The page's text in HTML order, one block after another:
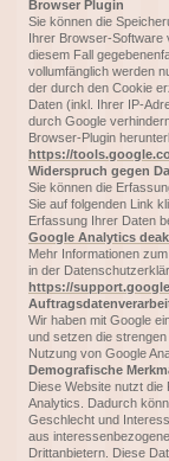
Browser Plugin
Sie können die
Ihrer Browser-
diesem Fall
vollumfänglich werden
der durch den Cookie
Daten (inkl. Ihrer IP-
durch Google
Browser-Plugin
https://
Widerspruch gegen
Sie können die
Sie auf folgenden Link
Erfassung Ihrer Daten
Google Analytics
Mehr Informationen
in der
https://
Wir haben mit Google
und setzen die
Nutzung von Google
Demografische
Diese Website nutzt die
Analytics. Dadurch
Geschlecht und
aus
Drittanbietern. Diese